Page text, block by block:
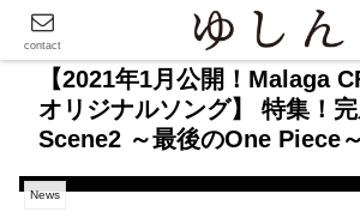
【2021年1月公開！Malaga
オリジナルソング】 特集！
Scene2 ～最後のOne Piece～
News
contact